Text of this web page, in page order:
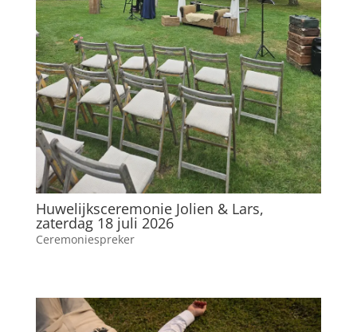
Huwelijksceremonie Jolien & Lars,
zaterdag 18 juli 2026
Ceremoniespreker